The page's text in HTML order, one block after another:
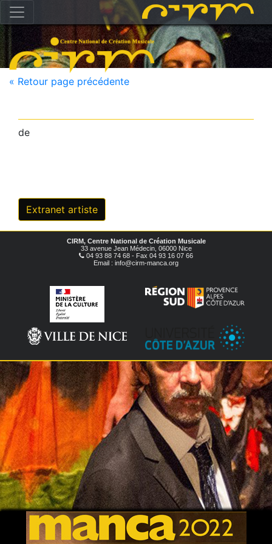
« Retour page précédente
de
Extranet artiste
CIRM, Centre National de Création Musicale
33 avenue Jean Médecin, 06000 Nice
04 93 88 74 68 - Fax 04 93 16 07 66
Email : info@cirm-manca.org